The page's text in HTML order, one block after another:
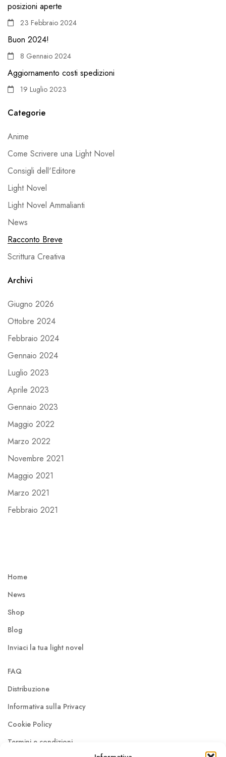
posizioni aperte
23 Febbraio 2024
Buon 2024!
8 Gennaio 2024
Aggiornamento costi spedizioni
19 Luglio 2023
Categorie
Anime
Come Scrivere una Light Novel
Consigli dell'Editore
Light Novel
Light Novel Ammalianti
News
Racconto Breve
Scrittura Creativa
Archivi
Giugno 2026
Ottobre 2024
Febbraio 2024
Gennaio 2024
Luglio 2023
Aprile 2023
Gennaio 2023
Maggio 2022
Marzo 2022
Novembre 2021
Maggio 2021
Marzo 2021
Febbraio 2021
Home
News
Shop
Blog
Inviaci la tua light novel
FAQ
Distribuzione
Informativa sulla Privacy
Cookie Policy
Termini e condizioni